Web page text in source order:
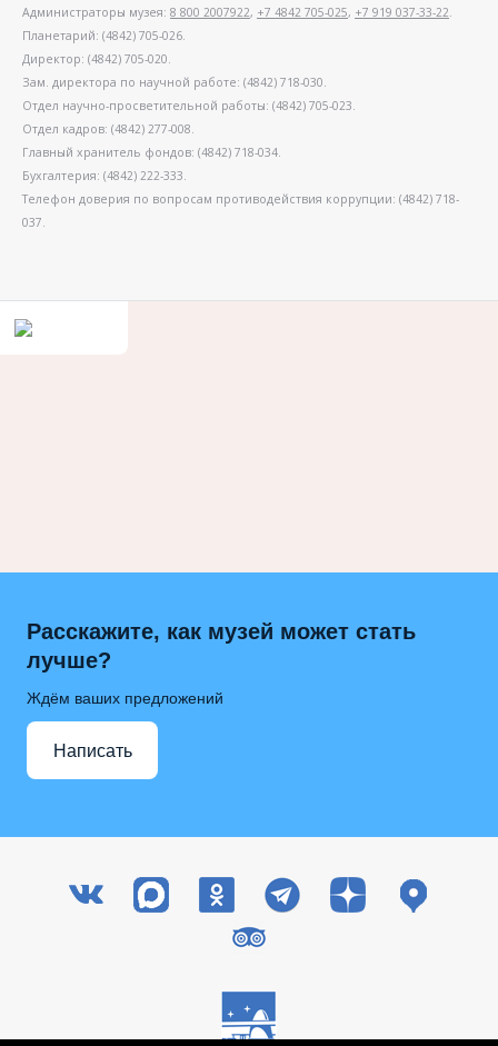
Администраторы музея: 8 800 2007922, +7 4842 705-025, +7 919 037-33-22.
Планетарий: (4842) 705-026.
Директор: (4842) 705-020.
Зам. директора по научной работе: (4842) 718-030.
Отдел научно-просветительной работы: (4842) 705-023.
Отдел кадров: (4842) 277-008.
Главный хранитель фондов: (4842) 718-034.
Бухгалтерия: (4842) 222-333.
Телефон доверия по вопросам противодействия коррупции: (4842) 718-
037.
Расскажите, как музей может стать
лучше?
Ждём ваших предложений
Написать